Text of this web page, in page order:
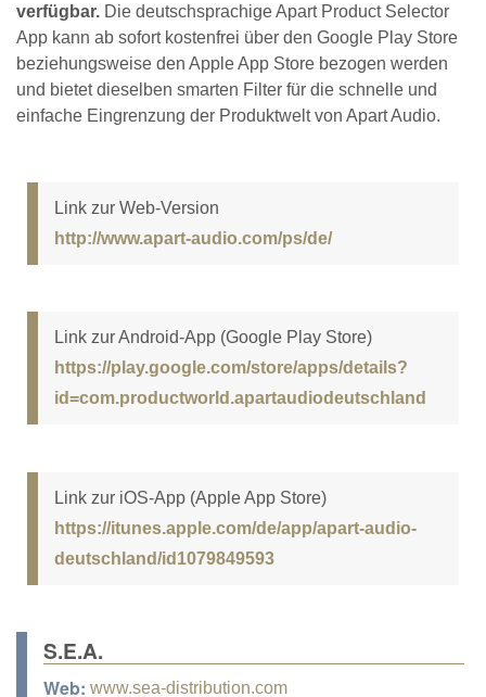
verfügbar. Die deutschsprachige Apart Product Selector
App kann ab sofort kostenfrei über den Google Play Store
beziehungsweise den Apple App Store bezogen werden
und bietet dieselben smarten Filter für die schnelle und
einfache Eingrenzung der Produktwelt von Apart Audio.
Link zur Web-Version
http://www.apart-audio.com/ps/de/
Link zur Android-App (Google Play Store)
https://play.google.com/store/apps/details?
id=com.productworld.apartaudiodeutschland
Link zur iOS-App (Apple App Store)
https://itunes.apple.com/de/app/apart-audio-
deutschland/id1079849593
S.E.A.
Web: www.sea-distribution.com